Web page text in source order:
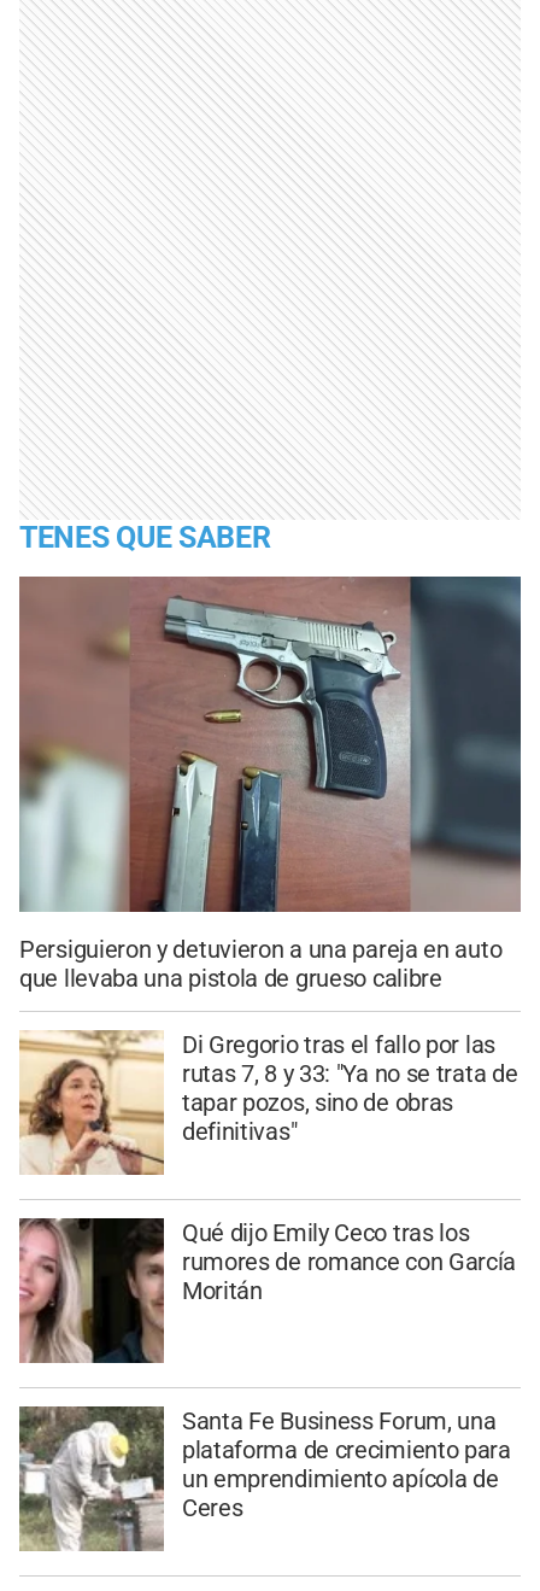
TENES QUE SABER
Persiguieron y detuvieron a una pareja en auto
que llevaba una pistola de grueso calibre
Di Gregorio tras el fallo por las
rutas 7, 8 y 33: "Ya no se trata de
tapar pozos, sino de obras
definitivas"
Qué dijo Emily Ceco tras los
rumores de romance con García
Moritán
Santa Fe Business Forum, una
plataforma de crecimiento para
un emprendimiento apícola de
Ceres